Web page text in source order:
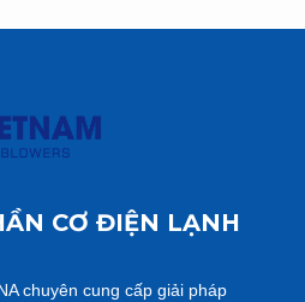
CƠ ĐIỆN LẠNH
chuyên cung cấp giải pháp